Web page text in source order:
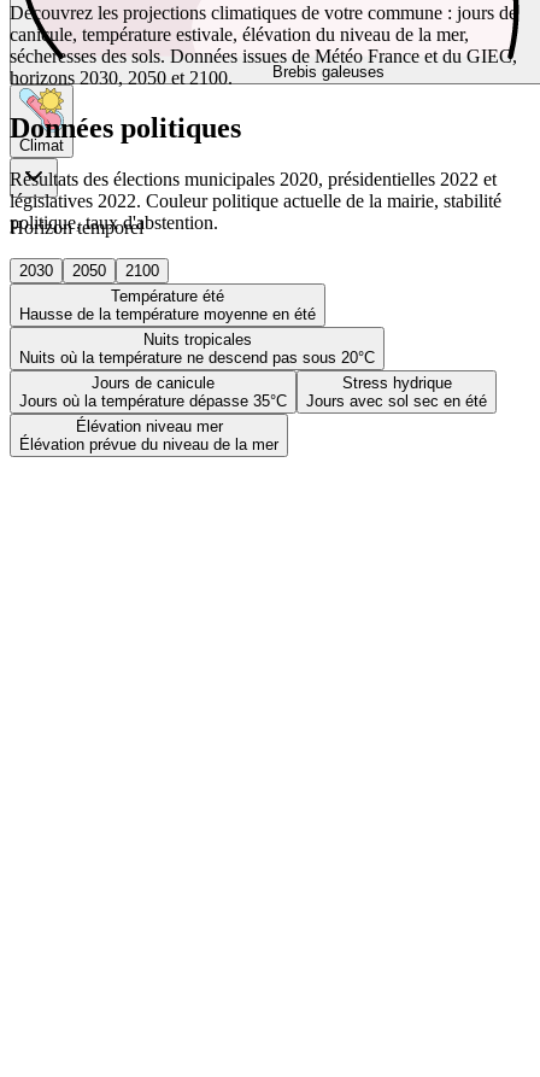
Brebis galeuses
Climat
Horizon temporel
2030 2050
2100
Température été
Hausse de la température moyenne en été
Nuits tropicales
Nuits où la température ne descend pas sous 20°C
Jours de canicule
Jours où la température dépasse 35°C
Stress hydrique
Jours avec sol sec en été
Élévation niveau mer
Élévation prévue du niveau de la mer
Découvrez les projections climatiques de votre commune : jours de
canicule, température estivale, élévation du niveau de la mer,
sécheresses des sols. Données issues de Météo France et du GIEC,
horizons 2030, 2050 et 2100.
Données politiques
Résultats des élections municipales 2020, présidentielles 2022 et
législatives 2022. Couleur politique actuelle de la mairie, stabilité
politique, taux d'abstention.